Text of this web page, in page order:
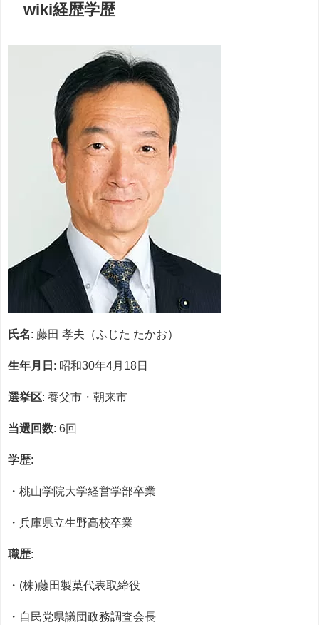
wiki経歴学歴
氏名: 藤田 孝夫（ふじた たかお）
生年月日 : 昭和30年4月18日
選挙区: 養父市・朝来市
当選回数: 6回
学歴:
・桃山学院大学経営学部卒業
・兵庫県立生野高校卒業
職歴:
・(株)藤田製菓代表取締役
・自民党県議団政務調査会長